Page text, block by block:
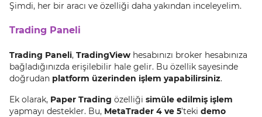
Şimdi, her bir aracı ve özelliği daha yakından inceleyelim.
Trading Paneli
Trading Paneli, TradingView hesabınızı broker hesabınıza
bağladığınızda erişilebilir hale gelir. Bu özellik sayesinde
doğrudan platform üzerinden işlem yapabilirsiniz.
Ek olarak, Paper Trading özelliği simüle edilmiş işlem
yapmayı destekler. Bu, MetaTrader 4 ve 5’teki demo